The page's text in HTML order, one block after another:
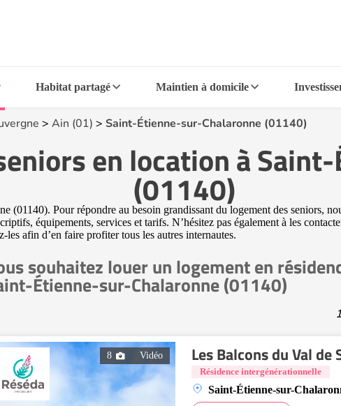
Habitat partagé Maintien à domicile
> Ain (01) > Saint-Étienne-sur-Chalaronne (01140)
en location à
(01140)
(01140). Pour répondre au besoin grandissant du logement des seniors,
équipements, services et tarifs. N’hésitez pas également à les
les afin d’en faire profiter tous les autres internautes.
souhaitez louer un logement en
Étienne-sur-Chalaronne (01140)
8 Vidéo Les Balcons du Val de
Résidence intergénérationnelle
Saint-Étienne-sur-